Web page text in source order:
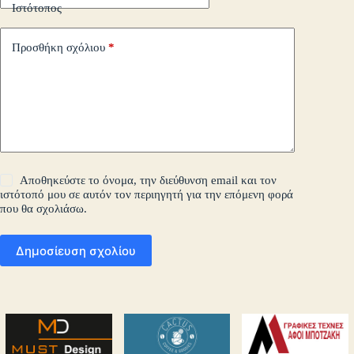
Ιστότοπος
Προσθήκη σχόλιου *
Αποθηκεύστε το όνομα, την διεύθυνση email και τον
ιστότοπό μου σε αυτόν τον περιηγητή για την επόμενη φορά
που θα σχολιάσω.
Δημοσίευση σχολίου